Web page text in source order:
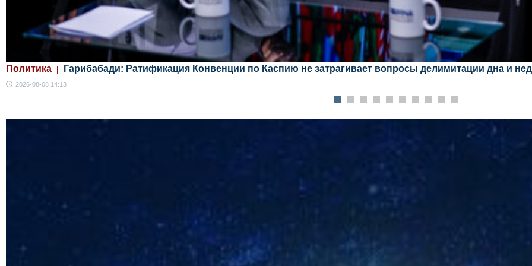
Политика Гарибабади: Ратификация Конвенции по Каспию не затрагивает вопросы делимитации дна и
2026-08-08 14:13